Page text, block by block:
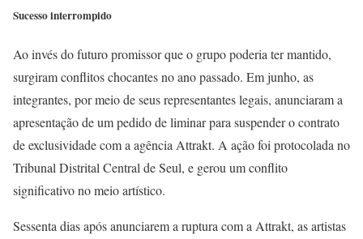
Sucesso interrompido
Ao invés do futuro promissor que o grupo poderia ter mantido,
surgiram conflitos chocantes no ano passado. Em junho, as
integrantes, por meio de seus representantes legais, anunciaram a
apresentação de um pedido de liminar para suspender o contrato
de exclusividade com a agência Attrakt. A ação foi protocolada no
Tribunal Distrital Central de Seul, e gerou um conflito
significativo no meio artístico.
Sessenta dias após anunciarem a ruptura com a Attrakt, as artistas